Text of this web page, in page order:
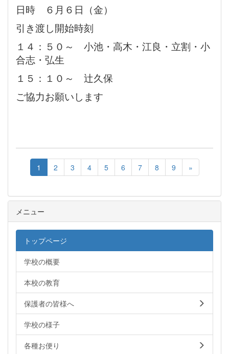
日時 ６月６日（金）
引き渡し開始時刻
１４：５０～ 小池・高木・江良・立割・小
合志・弘生
１５：１０～ 辻久保
ご協力お願いします
1 2 3 4 5 6 7 8 9 »
メニュー
トップページ
学校の概要
本校の教育
保護者の皆様へ
学校の様子
各種お便り